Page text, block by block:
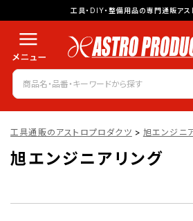
工具・DIY・整備用品の専門通販アス
工具通販のアストロプロダクツ > 旭エンジニ
旭エンジニアリング